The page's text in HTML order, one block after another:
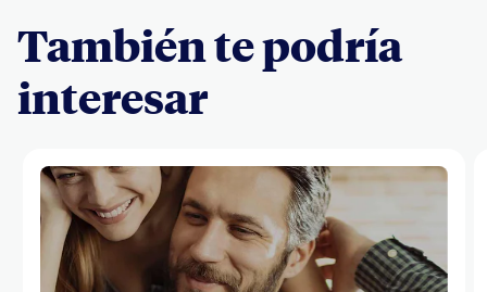
También te podría
interesar